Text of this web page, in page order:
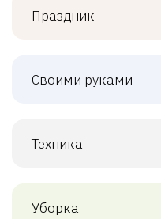
Праздник
Своими руками
Техника
Уборка